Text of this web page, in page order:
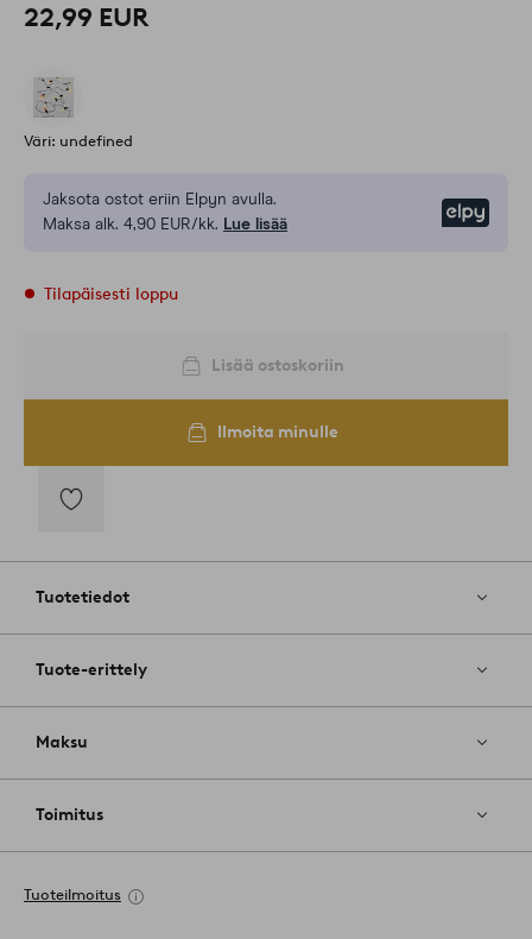
22,99 EUR
Väri: undefined
Jaksota ostot eriin Elpyn avulla.
Maksa alk. 4,90 EUR/kk. Lue lisää
Tilapäisesti loppu
Lisää ostoskoriin
Ilmoita minulle
suosikkeihin
Tuotetiedot
Tuote-erittely
Maksu
Toimitus
Tuoteilmoitus